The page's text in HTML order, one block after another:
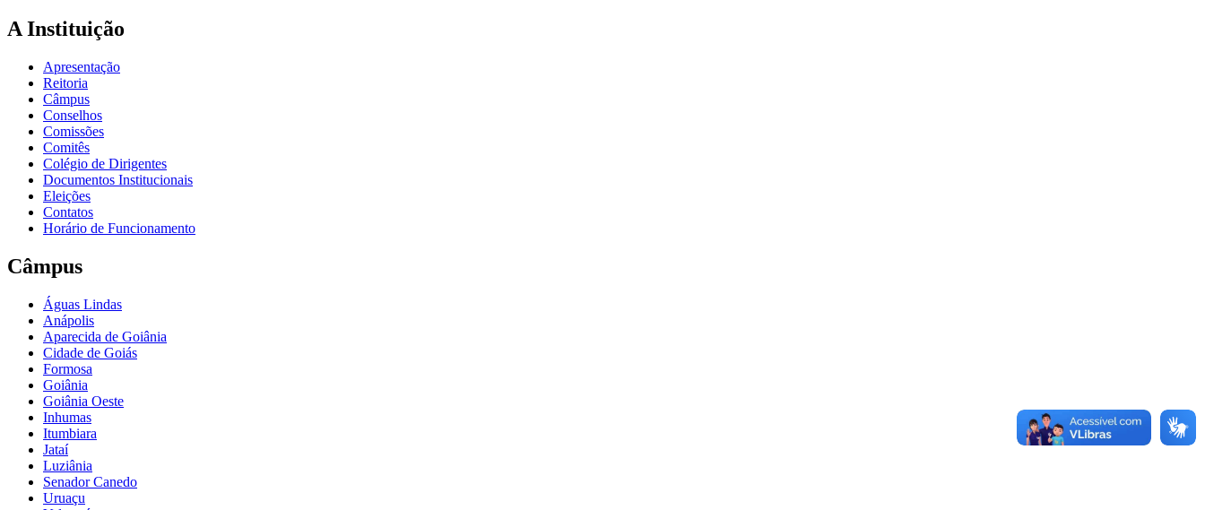
A Instituição
Apresentação
Reitoria
Câmpus
Conselhos
Comissões
Comitês
Colégio de Dirigentes
Documentos Institucionais
Eleições
Contatos
Horário de Funcionamento
Câmpus
Águas Lindas
Anápolis
Aparecida de Goiânia
Cidade de Goiás
Formosa
Goiânia
Goiânia Oeste
Inhumas
Itumbiara
Jataí
Luziânia
Senador Canedo
Uruaçu